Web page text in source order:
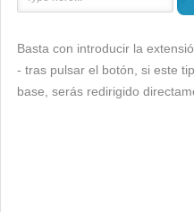
Basta con introducir la
- tras pulsar el botón, si este
base, serás redirigido